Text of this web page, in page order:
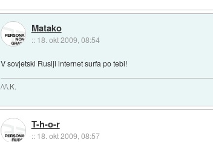
Matako
:: 18. okt 2009, 08:54
V sovjetski Rusiji internet surfa po tebi!
/\/\.K.
T-h-o-r
:: 18. okt 2009, 08:57